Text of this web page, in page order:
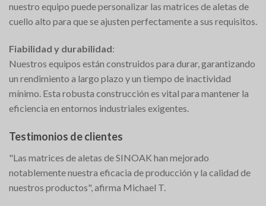
nuestro equipo puede personalizar las matrices de aletas de
cuello alto para que se ajusten perfectamente a sus requisitos.
Fiabilidad y durabilidad:
Nuestros equipos están construidos para durar, garantizando
un rendimiento a largo plazo y un tiempo de inactividad
mínimo. Esta robusta construcción es vital para mantener la
eficiencia en entornos industriales exigentes.
Testimonios de clientes
"Las matrices de aletas de SINOAK han mejorado
notablemente nuestra eficacia de producción y la calidad de
nuestros productos", afirma Michael T.